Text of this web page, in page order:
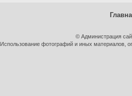
© Администрация
Использование фотографий и иных материалов,